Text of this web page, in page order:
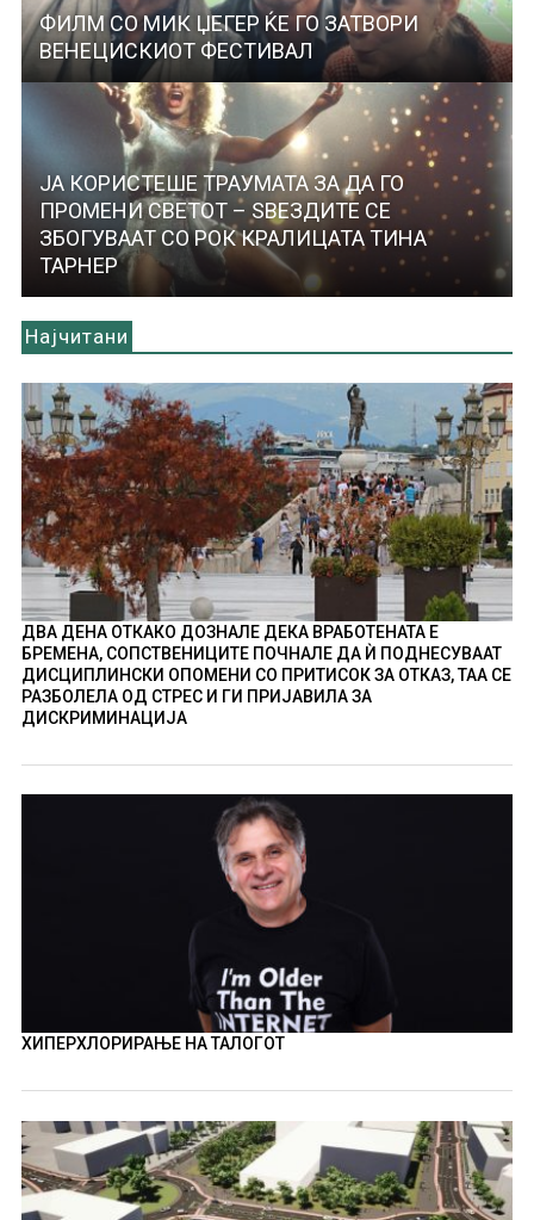
ФИЛМ СО МИК ЏЕГЕР ЌЕ ГО ЗАТВОРИ
ВЕНЕЦИСКИОТ ФЕСТИВАЛ
ЈА КОРИСТЕШЕ ТРАУМАТА ЗА ДА ГО
ПРОМЕНИ СВЕТОТ – ЅВЕЗДИТЕ СЕ
ЗБОГУВААТ СО РОК КРАЛИЦАТА ТИНА
ТАРНЕР
Најчитани
ДВА ДЕНА ОТКАКО ДОЗНАЛЕ ДЕКА ВРАБОТЕНАТА Е
БРЕМЕНА, СОПСТВЕНИЦИТЕ ПОЧНАЛЕ ДА Ѝ ПОДНЕСУВААТ
ДИСЦИПЛИНСКИ ОПОМЕНИ СО ПРИТИСОК ЗА ОТКАЗ, ТАА СЕ
РАЗБОЛЕЛА ОД СТРЕС И ГИ ПРИЈАВИЛА ЗА
ДИСКРИМИНАЦИЈА
ХИПЕРХЛОРИРАЊЕ НА ТАЛОГОТ